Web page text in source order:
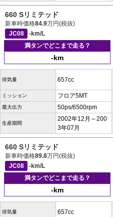
660 Sリミテッド
新車時価格84.9万円(税抜)
JC08
-km/L
満タンでどこまで走る？
-km
排気量 657cc
ミッション フロア5MT
最大出力 50ps/6500rpm
生産期間
2002年12月～200
3年07月
660 Sリミテッド
新車時価格89.8万円(税抜)
JC08
-km/L
満タンでどこまで走る？
-km
排気量 657cc